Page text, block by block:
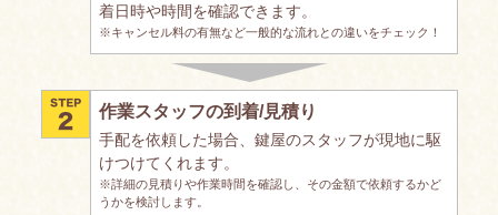
着日時や時間を確認できます。
※キャンセル料の有無など一般的な流れとの違いをチェック！
作業スタッフの到着/見積り
手配を依頼した場合、鍵屋のスタッフが現地に駆
けつけてくれます。
※詳細の見積りや作業時間を確認し、その金額で依頼するかど
うかを検討します。